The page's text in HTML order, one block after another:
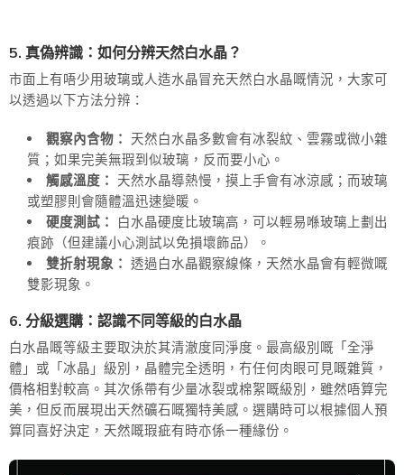
5. 真偽辨識：如何分辨天然白水晶？
市面上有唔少用玻璃或人造水晶冒充天然白水晶嘅情況，大家可
以透過以下方法分辨：
觀察內含物： 天然白水晶多數會有冰裂紋、雲霧或微小雜
質；如果完美無瑕到似玻璃，反而要小心。
觸感溫度： 天然水晶導熱慢，摸上手會有冰涼感；而玻璃
或塑膠則會隨體溫迅速變暖。
硬度測試： 白水晶硬度比玻璃高，可以輕易喺玻璃上劃出
痕跡（但建議小心測試以免損壞飾品）。
雙折射現象： 透過白水晶觀察線條，天然水晶會有輕微嘅
雙影現象。
6. 分級選購：認識不同等級的白水晶
白水晶嘅等級主要取決於其清澈度同淨度。最高級別嘅「全淨
體」或「冰晶」級別，晶體完全透明，冇任何肉眼可見嘅雜質，
價格相對較高。其次係帶有少量冰裂或棉絮嘅級別，雖然唔算完
美，但反而展現出天然礦石嘅獨特美感。選購時可以根據個人預
算同喜好決定，天然嘅瑕疵有時亦係一種緣份。